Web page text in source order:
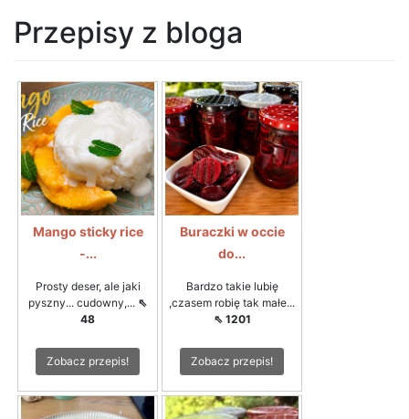
Przepisy z bloga
Mango sticky rice
-...
Prosty deser, ale jaki
pyszny... cudowny,... ⇖
48
Zobacz przepis!
Buraczki w occie
do...
Bardzo takie lubię
,czasem robię tak małe...
⇖ 1201
Zobacz przepis!